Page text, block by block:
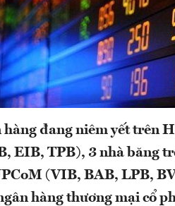
hàng đang niêm yết trên
EIB, TPB), 3 nhà băng
(VIB, BAB, LPB,
hàng thương mại cổ